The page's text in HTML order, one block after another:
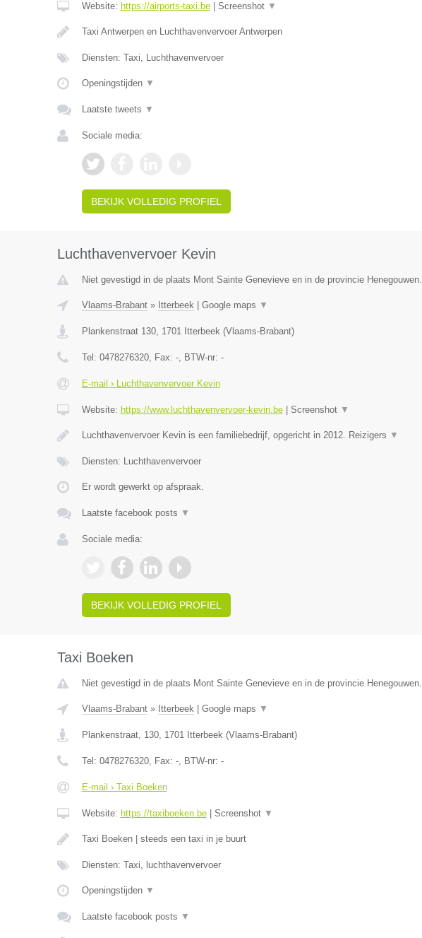
Website: https://airports-taxi.be| Screenshot ▼
Taxi Antwerpen en Luchthavenvervoer Antwerpen
Diensten: Taxi, Luchthavenvervoer
Openingstijden ▼
Laatste tweets ▼
Sociale media:
BEKIJK VOLLEDIG PROFIEL
Luchthavenvervoer Kevin
Niet gevestigd in de plaats Mont Sainte Genevieve en in de provincie Henegouwen.
Vlaams-Brabant» Itterbeek| Google maps ▼
Plankenstraat 130, 1701 Itterbeek(Vlaams-Brabant)
Tel: 0478276320, Fax: -, BTW-nr: -
E-mail › Luchthavenvervoer Kevin
Website: https://www.luchthavenvervoer-kevin.be| Screenshot ▼
Luchthavenvervoer Kevin is een familiebedrijf, opgericht in 2012. Reizigers ▼
Diensten: Luchthavenvervoer
Er wordt gewerkt op afspraak.
Laatste facebook posts ▼
Sociale media:
BEKIJK VOLLEDIG PROFIEL
Taxi Boeken
Niet gevestigd in de plaats Mont Sainte Genevieve en in de provincie Henegouwen.
Vlaams-Brabant» Itterbeek| Google maps ▼
Plankenstraat, 130, 1701 Itterbeek(Vlaams-Brabant)
Tel: 0478276320, Fax: -, BTW-nr: -
E-mail › Taxi Boeken
Website: https://taxiboeken.be| Screenshot ▼
Taxi Boeken | steeds een taxi in je buurt
Diensten: Taxi, luchthavenvervoer
Openingstijden ▼
Laatste facebook posts ▼